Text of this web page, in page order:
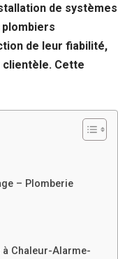
de systèmes
de leur fiabilité,
Cette
– Plomberie
Chaleur-Alarme-